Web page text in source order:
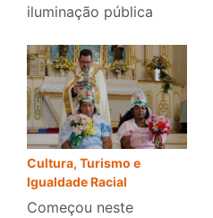
iluminação pública
Cultura, Turismo e
Igualdade Racial
Começou neste